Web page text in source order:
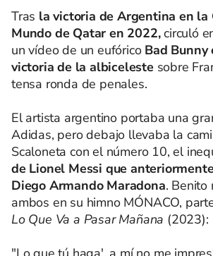
Tras la victoria de Argentina en la
Mundo de Qatar en 2022,circuló
un vídeo de un eufóricoBad Bunny
victoria de la albiceleste sobre
tensa ronda de penales.
El artista argentino portaba una
Adidas, pero debajo llevaba la
Scaloneta con el número 10, el
de Lionel Messi que
Diego Armando Maradona. Benito
ambos en su himno MÓNACO,
Lo Que Va a Pasar Mañana (2023):